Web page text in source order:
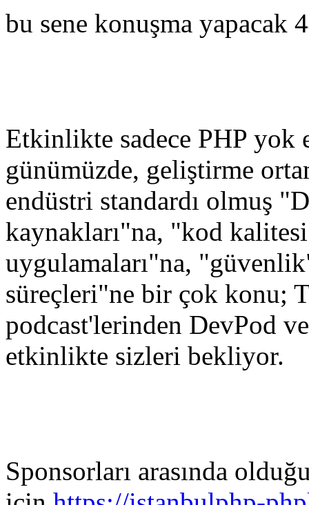
bu sene konuşma yapacak
Etkinlikte sadece PHP yok
günümüzde, geliştirme
endüstri standardı olmuş
kaynakları"na, "kod
uygulamaları"na,
süreçleri"ne bir çok konu;
podcast'lerinden DevPod
etkinlikte sizleri bekliyor.
Sponsorları arasında